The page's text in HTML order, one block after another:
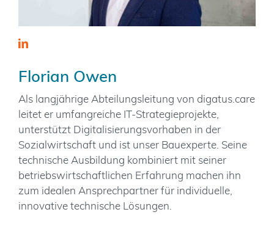
Florian Owen
Als langjährige Abteilungsleitung von digatus.care
leitet er umfangreiche IT-Strategieprojekte,
unterstützt Digitalisierungsvorhaben in der
Sozialwirtschaft und ist unser Bauexperte. Seine
technische Ausbildung kombiniert mit seiner
betriebswirtschaftlichen Erfahrung machen ihn
zum idealen Ansprechpartner für individuelle,
innovative technische Lösungen.